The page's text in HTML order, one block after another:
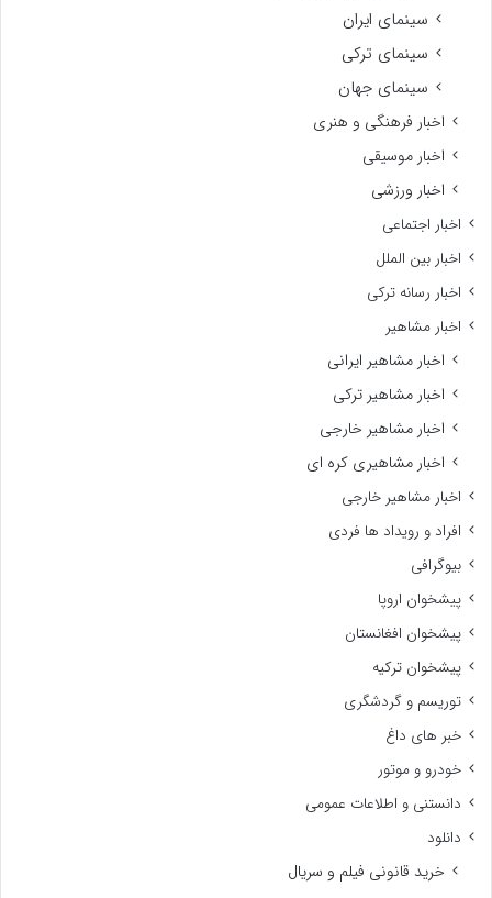
سینمای ایران
سینمای ترکی
سینمای جهان
اخبار فرهنگی و هنری
اخبار موسیقی
اخبار ورزشی
اخبار اجتماعی
اخبار بین الملل
اخبار رسانه ترکی
اخبار مشاهیر
اخبار مشاهیر ایرانی
اخبار مشاهیر ترکی
اخبار مشاهیر خارجی
اخبار مشاهیری کره ای
اخبار مشاهیر خارجی
افراد و رویداد ها فردی
بیوگرافی
پیشخوان اروپا
پیشخوان افغانستان
پیشخوان ترکیه
توریسم و گردشگری
خبر های داغ
خودرو و موتور
دانستنی و اطلاعات عمومی
دانلود
خرید قانونی فیلم و سریال